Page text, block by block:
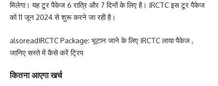
मिलेगा। यह टूर पैकेज 6 रात्रि और 7 दिनों के लिए है। IRCTC इस टूर पैकेज
को 11 जून 2024 से शुरू करने जा रही है।
alsoreadIRCTC Package: भूटान जाने के लिए IRCTC लाया पैकेज ,
जानिए सस्ते में कैसे करें ट्रिप
कितना आएगा खर्च